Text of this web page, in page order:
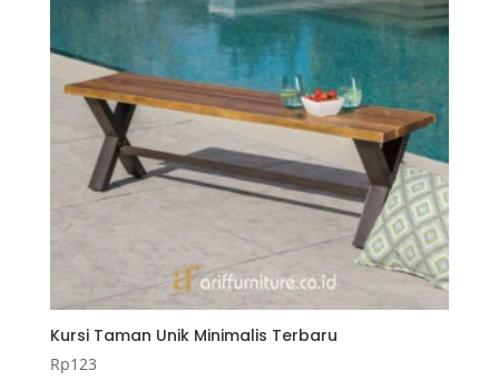
Kursi Taman Unik Minimalis Terbaru
Rp123